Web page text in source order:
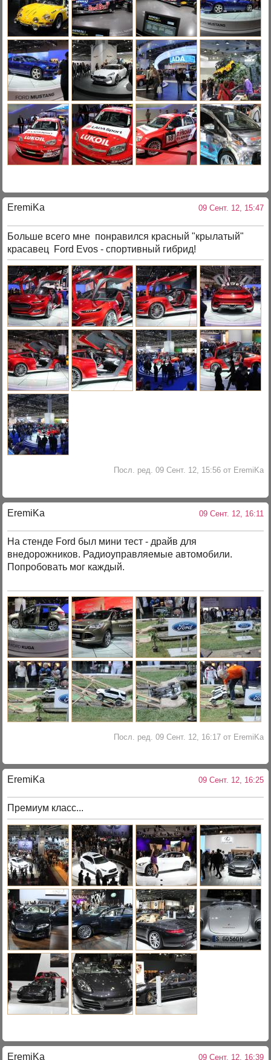
EremiKa 09 Сент. 12, 15:47
Больше всего мне понравился красный "крылатый"
красавец Ford Evos - спортивный гибрид!
Посл. ред. 09 Сент. 12, 15:56 от EremiKa
EremiKa 09 Сент. 12, 16:11
На стенде Ford был мини тест - драйв для
внедорожников. Радиоуправляемые автомобили.
Попробовать мог каждый.
Посл. ред. 09 Сент. 12, 16:17 от EremiKa
EremiKa 09 Сент. 12, 16:25
Премиум класс...
EremiKa 09 Сент. 12, 16:39